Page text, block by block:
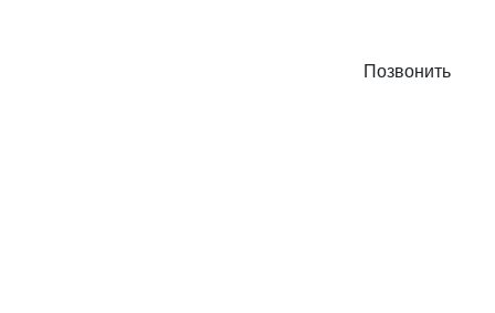
Позвонить